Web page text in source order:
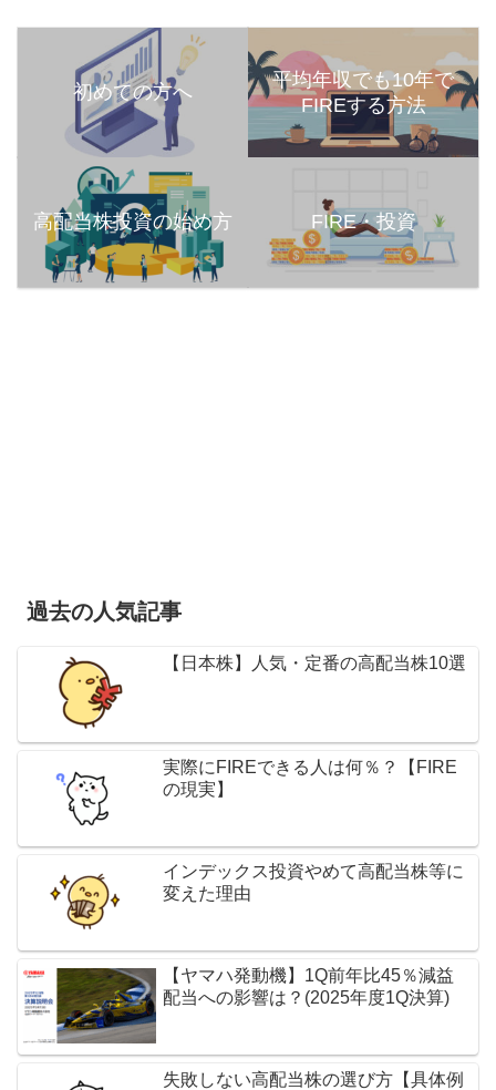
初めての方へ
平均年収でも10年で
FIREする方法
高配当株投資の始め方 FIRE・投資
過去の人気記事
【日本株】人気・定番の高配当株10選
実際にFIREできる人は何％？【FIRE
の現実】
インデックス投資やめて高配当株等に
変えた理由
【ヤマハ発動機】1Q前年比45％減益
配当への影響は？(2025年度1Q決算)
失敗しない高配当株の選び方【具体例